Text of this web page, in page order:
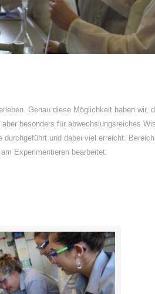
Genau diese Möglichkeit haben wir,
besonders für abwechslungsreiches
und dabei viel erreicht.
Experimentieren bearbeitet.